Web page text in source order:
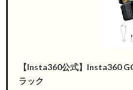
【Insta360公式】Insta360
ラック